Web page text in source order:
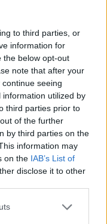
to third parties, or
information for
the below opt-out
note that after your
seeing
utilized by
third parties prior to
of the further
by third parties on the
information may
on the IAB’s List of
disclose it to other
– akinek
fűződnek –
majd
mihelyt
lesz
ingatlan új